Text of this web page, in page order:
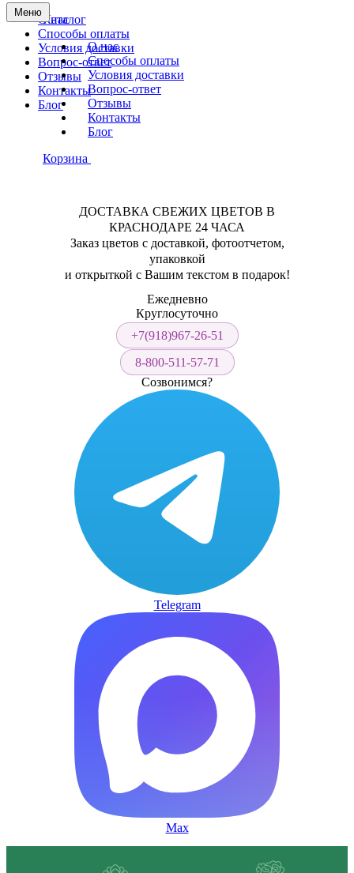
Меню
О нас
Способы оплаты
Условия доставки
Вопрос-ответ
Отзывы
Контакты
Блог
Каталог
О нас
Способы оплаты
Условия доставки
Вопрос-ответ
Отзывы
Контакты
Блог
Корзина
ДОСТАВКА СВЕЖИХ ЦВЕТОВ В
КРАСНОДАРЕ 24 ЧАСА
Заказ цветов с доставкой, фотоотчетом,
упаковкой
и открыткой с Вашим текстом в подарок!
Ежедневно
Круглосуточно
+7(918)967-26-51
8-800-511-57-71
Созвонимся?
Telegram
Max